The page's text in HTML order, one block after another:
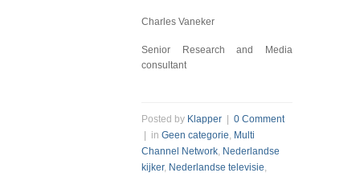
Charles Vaneker
Senior Research and Media
consultant
Posted by Klapper
0 Comment
| in Geen categorie, Multi
Channel Network, Nederlandse
kijker, Nederlandse televisie,